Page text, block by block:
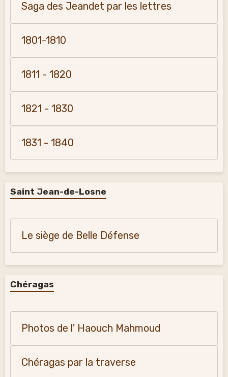
Saga des Jeandet par les lettres
1801-1810
1811 - 1820
1821 - 1830
1831 - 1840
Saint Jean-de-Losne
Le siège de Belle Défense
Chéragas
Photos de l' Haouch Mahmoud
Chéragas par la traverse